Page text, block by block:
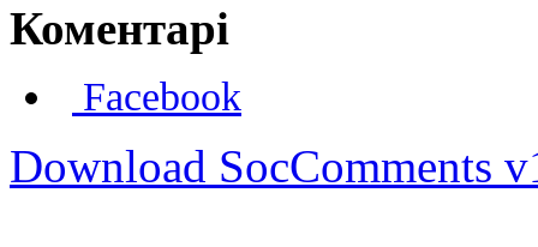
Коментарі
Facebook
Download SocComments